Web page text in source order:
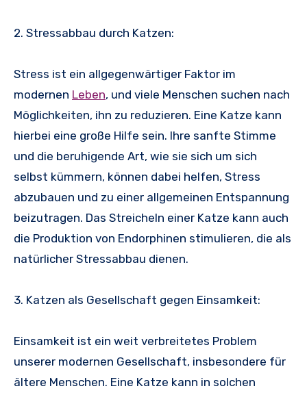
2. Stressabbau durch Katzen:
Stress ist ein allgegenwärtiger Faktor im
modernen Leben, und viele Menschen suchen nach
Möglichkeiten, ihn zu reduzieren. Eine Katze kann
hierbei eine große Hilfe sein. Ihre sanfte Stimme
und die beruhigende Art, wie sie sich um sich
selbst kümmern, können dabei helfen, Stress
abzubauen und zu einer allgemeinen Entspannung
beizutragen. Das Streicheln einer Katze kann auch
die Produktion von Endorphinen stimulieren, die als
natürlicher Stressabbau dienen.
3. Katzen als Gesellschaft gegen Einsamkeit:
Einsamkeit ist ein weit verbreitetes Problem
unserer modernen Gesellschaft, insbesondere für
ältere Menschen. Eine Katze kann in solchen